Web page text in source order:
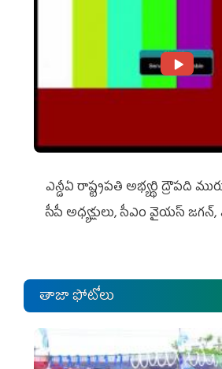
ఎన్డీఏ రాష్ట్ర‌ప‌తి అభ్య‌ర్థి ద్రౌప‌ది
సీపీ అధ్య‌క్షులు, సీఎం వైయ‌స్ జ‌గ‌న్,
తాజా ఫోటోలు